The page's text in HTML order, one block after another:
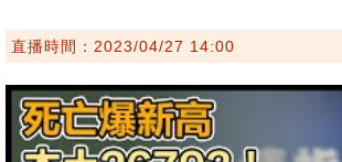
直播時間：2023/04/27 14:00